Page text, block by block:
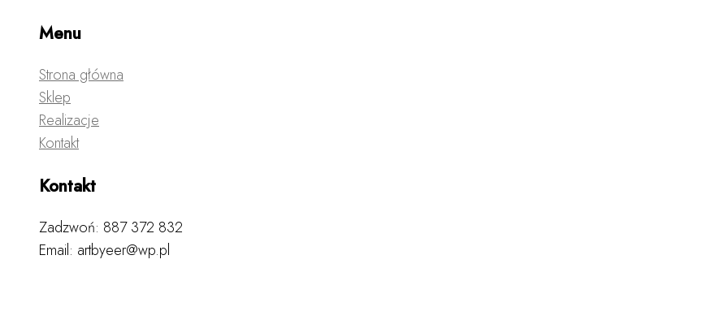
Menu
Strona główna
Sklep
Realizacje
Kontakt
Kontakt
Zadzwoń: 887 372 832
Email: artbyeer@wp.pl